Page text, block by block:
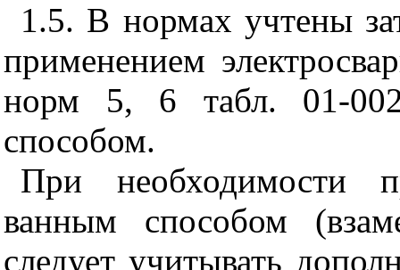
1.5. В нормах учтены
применением
норм 5, 6 табл. 01-
способом.
При необходимости
ванным способом
следует учитывать